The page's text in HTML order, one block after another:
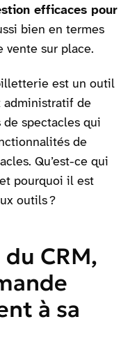
efficaces pour
bien en termes
vente sur place.
est un outil
de
spectacles qui
de
Qu’est-ce qui
pourquoi il est
outils ?
CRM,
à sa